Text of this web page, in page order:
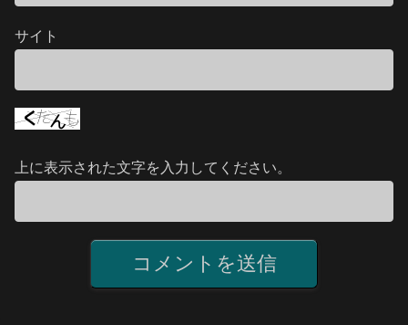
サイト
上に表示された文字を入力してください。